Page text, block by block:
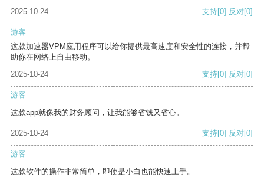
2025-10-24
支持[0] 反对[0]
游客
这款加速器VPM应用程序可以给你提供最高速度和安全性的连接，并帮
助你在网络上自由移动。
2025-10-24
支持[0] 反对[0]
游客
这款app就像我的财务顾问，让我能够省钱又省心。
2025-10-24 支持[0] 反对[0]
游客
这款软件的操作非常简单，即使是小白也能快速上手。